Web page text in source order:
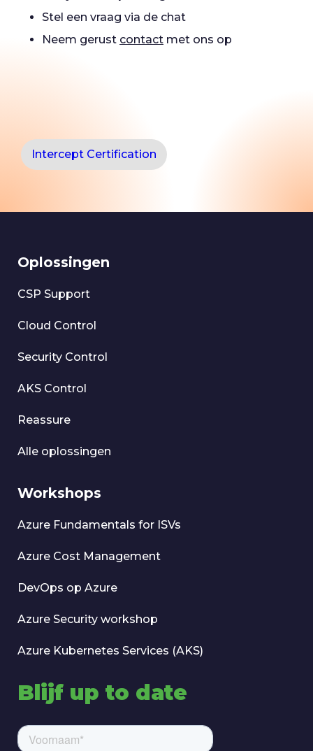
Stel een vraag via de chat
Neem gerust contact met ons op
Intercept Certification
Oplossingen
CSP Support
Cloud Control
Security Control
AKS Control
Reassure
Alle oplossingen
Workshops
Azure Fundamentals for ISVs
Azure Cost Management
DevOps op Azure
Azure Security workshop
Azure Kubernetes Services (AKS)
Blijf up to date